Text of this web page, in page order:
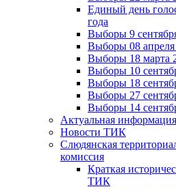
Единый день
года
Выборы 9
Выборы 08 апреля
Выборы 18 марта
Выборы 10
Выборы 18
Выборы 27
Выборы 14
Актуальная информация
Новости ТИК
Слюдянская
комиссия
Краткая
ТИК